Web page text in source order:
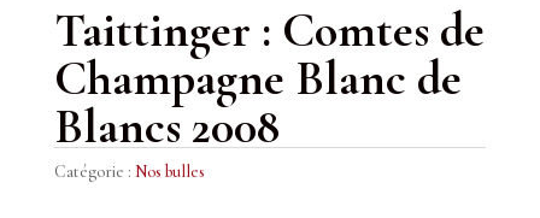
Taittinger : Comtes de
Champagne Blanc de
Blancs 2008
Catégorie : Nos bulles